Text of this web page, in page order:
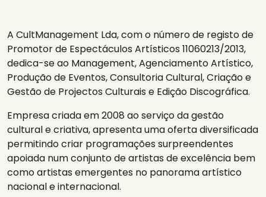
A CultManagement Lda, com o número de registo de
Promotor de Espectáculos Artísticos 11060213/2013,
dedica-se ao Management, Agenciamento Artístico,
Produção de Eventos, Consultoria Cultural, Criação e
Gestão de Projectos Culturais e Edição Discográfica.
Empresa criada em 2008 ao serviço da gestão
cultural e criativa, apresenta uma oferta diversificada
permitindo criar programações surpreendentes
apoiada num conjunto de artistas de excelência bem
como artistas emergentes no panorama artístico
nacional e internacional.